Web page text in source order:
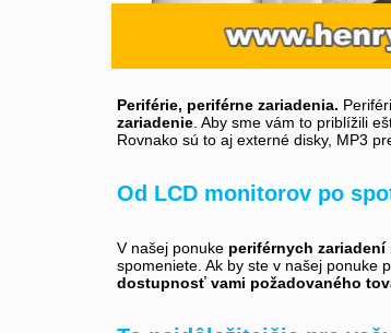
Periférie, periférne zariadenia.
zariadenie . Aby sme vám to priblížili
Rovnako sú to aj externé disky, MP3
Od LCD monitorov po
V našej ponuke periférnych zariadení
spomeniete. Ak by ste v našej ponuke
dostupnosť vami požadovaného